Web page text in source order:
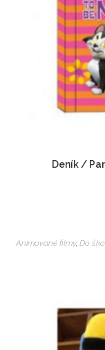
Deník /
Animované filmy, Do